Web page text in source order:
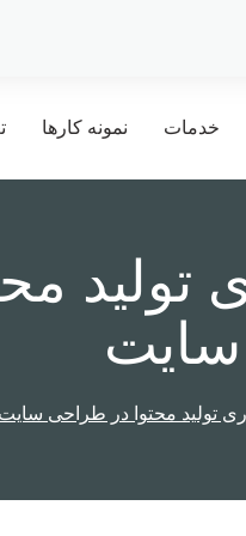
خدمات نمونه کارها
تولید محتوا در طراحی سایت